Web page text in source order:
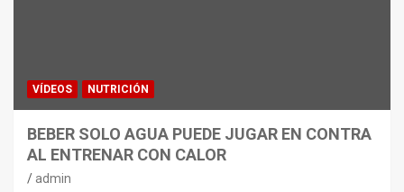
VÍDEOS NUTRICIÓN
BEBER SOLO AGUA PUEDE JUGAR EN CONTRA
AL ENTRENAR CON CALOR
admin